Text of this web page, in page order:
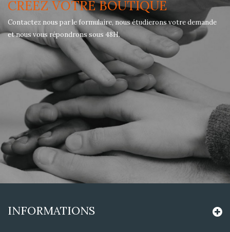
CRÉEZ VOTRE BOUTIQUE
Contactez nous par le formulaire, nous étudierons votre demande
et nous vous répondrons sous 48H.
INFORMATIONS